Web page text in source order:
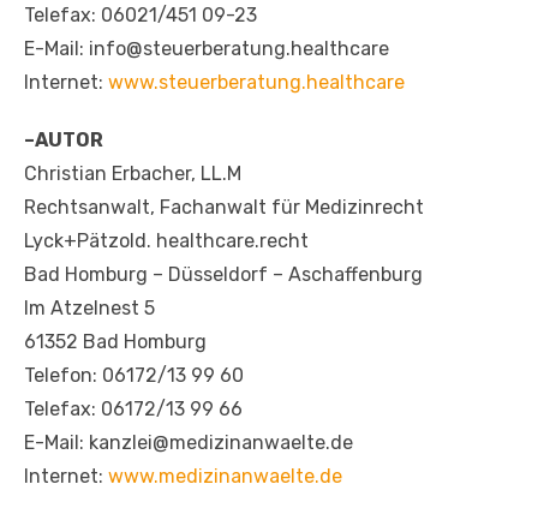
Telefax: 06021/451 09-23
E-Mail: info@steuerberatung.healthcare
Internet: www.steuerberatung.healthcare
–AUTOR
Christian Erbacher, LL.M
Rechtsanwalt, Fachanwalt für Medizinrecht
Lyck+Pätzold. healthcare.recht
Bad Homburg – Düsseldorf – Aschaffenburg
Im Atzelnest 5
61352 Bad Homburg
Telefon: 06172/13 99 60
Telefax: 06172/13 99 66
E-Mail: kanzlei@medizinanwaelte.de
Internet: www.medizinanwaelte.de